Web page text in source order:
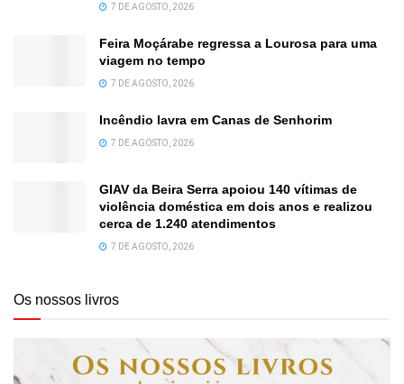
7 DE AGOSTO, 2026
Feira Moçárabe regressa a Lourosa para uma
viagem no tempo
7 DE AGOSTO, 2026
Incêndio lavra em Canas de Senhorim
7 DE AGOSTO, 2026
GIAV da Beira Serra apoiou 140 vítimas de
violência doméstica em dois anos e realizou
cerca de 1.240 atendimentos
7 DE AGOSTO, 2026
Os nossos livros